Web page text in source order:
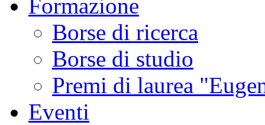
Formazione
Borse di ricerca
Borse di studio
Premi di laurea
Eventi